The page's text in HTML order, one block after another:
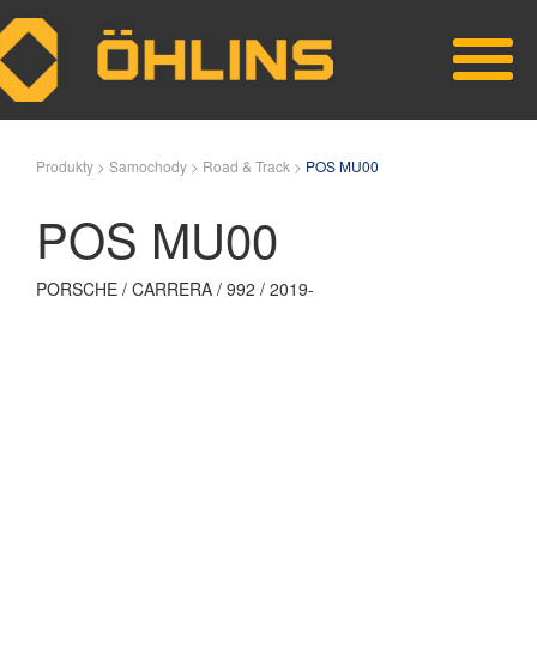
Produkty > Samochody > Road & Track > POS MU00
POS MU00
PORSCHE / CARRERA / 992 / 2019-